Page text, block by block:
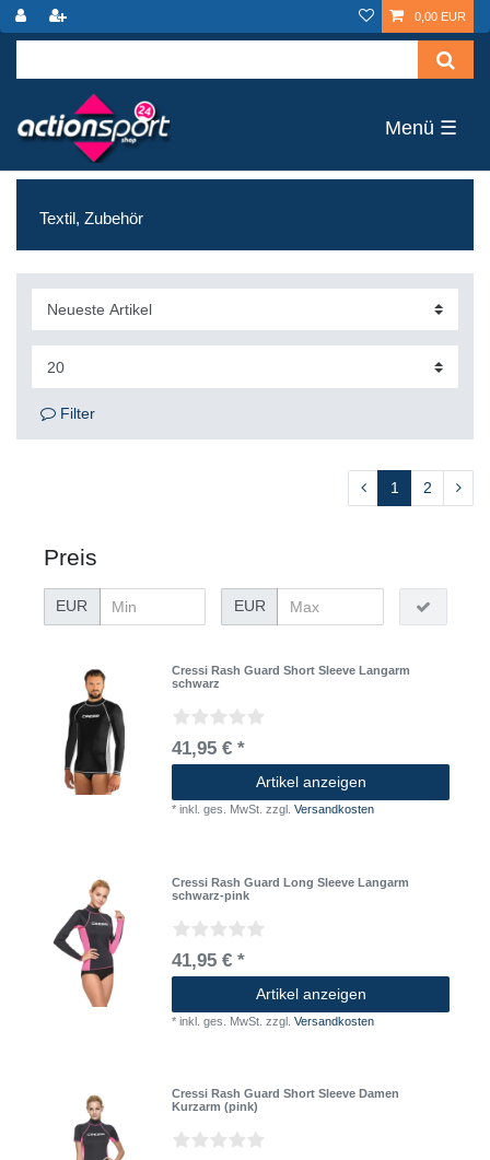
0,00 EUR
☰
Textil, Zubehör
Filter
1 2
Preis
EUR EUR
Cressi Rash Guard Short Sleeve Langarm
schwarz
41,95 € *
Artikel anzeigen
*inkl. ges. MwSt. zzgl.Versandkosten
Cressi Rash Guard Long Sleeve Langarm
schwarz-pink
41,95 € *
Artikel anzeigen
*inkl. ges. MwSt. zzgl.Versandkosten
Cressi Rash Guard Short Sleeve Damen
Kurzarm (pink)